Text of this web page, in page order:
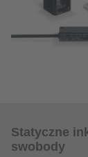
Statyczne
swobody